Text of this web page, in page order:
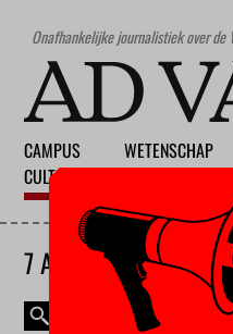
Onafhankelijke journalistiek over
CAMPUS
CULTUUR
WETENSCHAP
7 AUGUSTUS 2026